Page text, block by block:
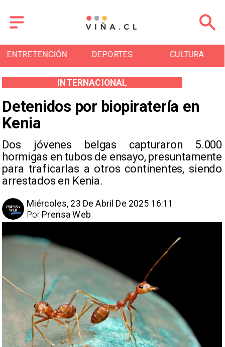
DEPORTES CULTURA TURISMO
Detenidos por biopiratería en
Kenia
Dos jóvenes belgas capturaron 5.000
hormigas en tubos de ensayo, presuntamente
para traficarlas a otros continentes, siendo
arrestados en Kenia.
INTERNACIONAL
Miércoles, 23 De Abril De 2025 16:11
Prensa Web
Por